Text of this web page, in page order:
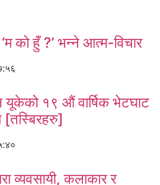
को हुँ ?’ भन्ने आत्म-विचार
यूकेको १९ औं वार्षिक भेटघाट
[तस्बिरहरु]
व्यवसायी, कलाकार र